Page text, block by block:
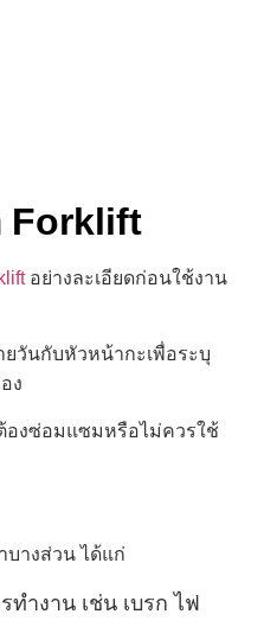
Forklift
อย่างละเอียดก่อนใช้งาน
ยวันกับหัวหน้ากะเพื่อระบุ
ง
องซ่อมแซมหรือไม่ควรใช้
บางส่วน ได้แก่
ำงาน เช่น เบรก ไฟ